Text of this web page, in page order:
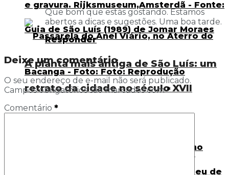
A planta mais antiga de São Luís: um
retrato da cidade no século XVII
Passarela em São Luís: o espaço
sagrado que a cidade insiste em
Que bom que estás gostando. Estamos
abertos a dicas e sugestões. Uma boa tarde.
Responder
Deixe um comentário
O seu endereço de e-mail não será publicado.
Campos obrigatórios são marcados com*
Comentário *